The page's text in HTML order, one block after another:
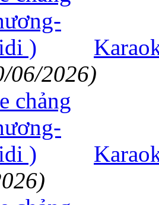
06/2026)